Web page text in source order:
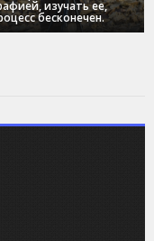
изучать ее,
бесконечен.